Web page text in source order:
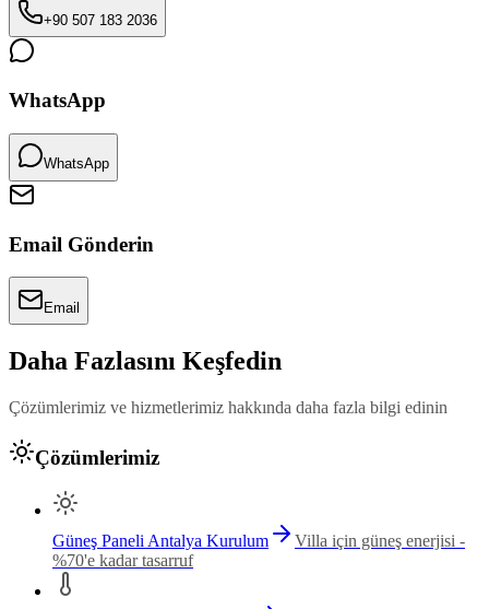
+90 507 183 2036
WhatsApp
WhatsApp
Email Gönderin
Email
Daha Fazlasını Keşfedin
Çözümlerimiz ve hizmetlerimiz hakkında daha fazla bilgi edinin
Çözümlerimiz
Güneş Paneli Antalya Kurulum
Villa için güneş enerjisi -
%70'e kadar tasarruf